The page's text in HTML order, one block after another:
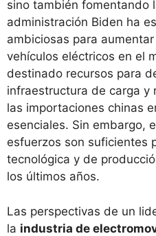
sino también fomentando
administración Biden ha
ambiciosas para
vehículos eléctricos en el
destinado recursos para
infraestructura de carga y
las importaciones chinas
esenciales. Sin embargo,
esfuerzos son suficientes
tecnológica y de
los últimos años.
Las perspectivas de un
la industria de